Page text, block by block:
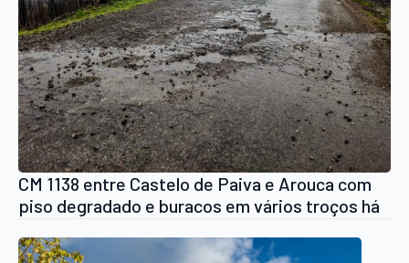
CM 1138 entre Castelo de Paiva e Arouca com
piso degradado e buracos em vários troços há